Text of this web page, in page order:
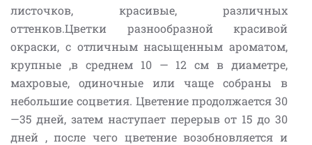
листочков, красивые, различных
оттенков.Цветки разнообразной красивой
окраски, с отличным насыщенным ароматом,
крупные ,в среднем 10 — 12 см в диаметре,
махровые, одиночные или чаще собраны в
небольшие соцветия. Цветение продолжается 30
—35 дней, затем наступает перерыв от 15 до 30
дней , после чего цветение возобновляется и